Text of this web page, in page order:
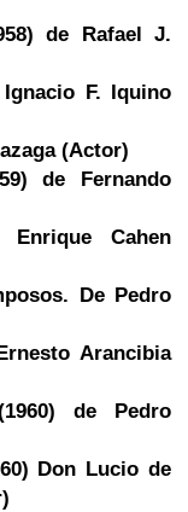
de Rafael J.
F. Iquino
(Actor)
de
Fernando
Cahen
De Pedro
Arancibia
de Pedro
Don Lucio de